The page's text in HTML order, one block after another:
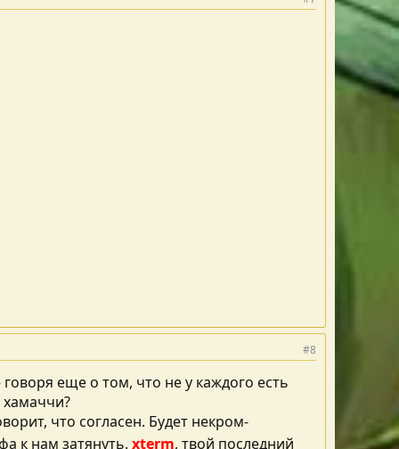
#8
еще о том, что не у каждого есть
что согласен. Будет некром-
к нам затянуть. xterm, твой последний